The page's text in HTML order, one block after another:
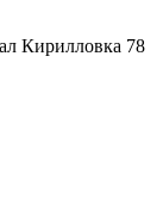
Кирилловка 78